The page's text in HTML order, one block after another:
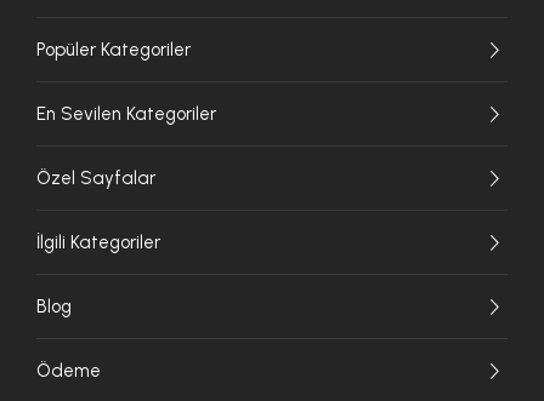
Popüler Kategoriler
En Sevilen Kategoriler
Özel Sayfalar
İlgili Kategoriler
Blog
Ödeme